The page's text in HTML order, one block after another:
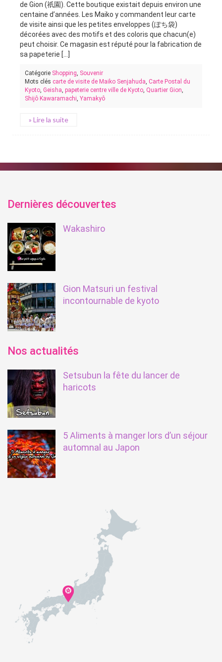
de Gion (祇園). Cette boutique existait depuis environ une
centaine d’années. Les Maiko y commandent leur carte
de visite ainsi que les petites enveloppes (ぽち袋)
décorées avec des motifs et des coloris que chacun(e)
peut choisir. Ce magasin est réputé pour la fabrication de
sa papeterie [...]
Catégorie Shopping, Souvenir
Mots clés carte de visite de Maiko Senjahuda, Carte Postal du
Kyoto, Geisha, papeterie centre ville de Kyoto, Quartier Gion,
Shijô Kawaramachi, Yamakyô
» Lire la suite
Dernières découvertes
Wakashiro
Gion Matsuri un festival
incontournable de kyoto
Nos actualités
Setsubun la fête du lancer de
haricots
5 Aliments à manger lors d’un séjour
automnal au Japon